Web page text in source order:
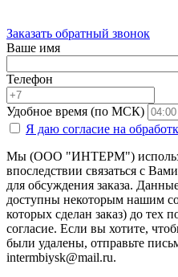
Заказать обратный звонок
Ваше имя
Телефон
Удобное время (по МСК)
Я даю согласие на
Мы (ООО "ИНТЕРМ")
впоследствии связаться с
для обсуждения заказа.
доступны некоторым нашим
которых сделан заказ) до тех
согласие. Если вы хотите,
были удалены, отправьте
intermbiysk@mail.ru.